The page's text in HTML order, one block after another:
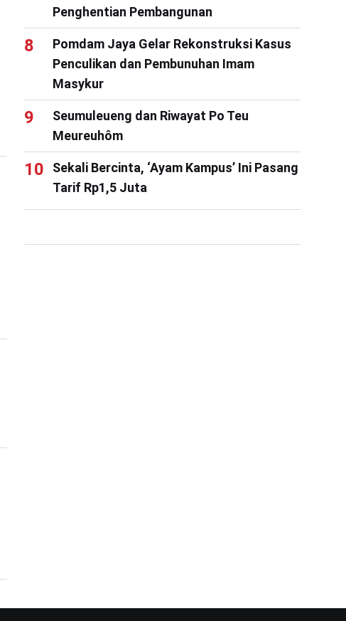
Penghentian Pembangunan
Pomdam Jaya Gelar Rekonstruksi Kasus
Penculikan dan Pembunuhan Imam
Masykur
Seumuleueng dan Riwayat Po Teu
Meureuhôm
Sekali Bercinta, ‘Ayam Kampus’ Ini Pasang
Tarif Rp1,5 Juta